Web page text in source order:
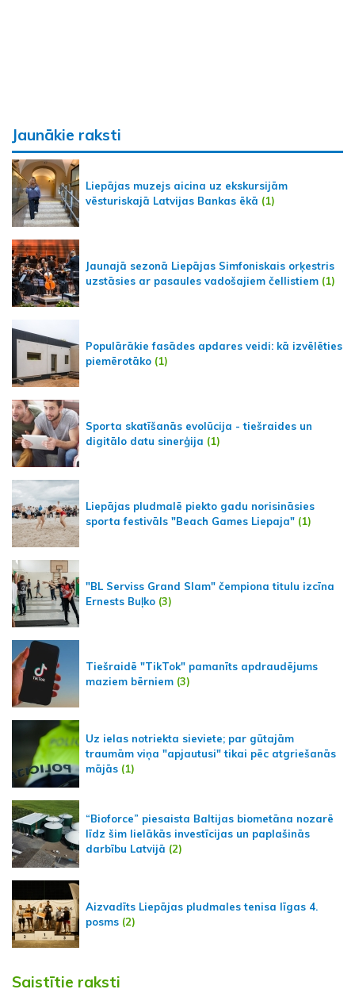
Jaunākie raksti
Liepājas muzejs aicina uz ekskursijām
vēsturiskajā Latvijas Bankas ēkā (1)
Jaunajā sezonā Liepājas Simfoniskais orķestris
uzstāsies ar pasaules vadošajiem čellistiem (1)
Populārākie fasādes apdares veidi: kā izvēlēties
piemērotāko (1)
Sporta skatīšanās evolūcija - tiešraides un
digitālo datu sinerģija (1)
Liepājas pludmalē piekto gadu norisināsies
sporta festivāls "Beach Games Liepaja" (1)
"BL Serviss Grand Slam" čempiona titulu izcīna
Ernests Buļko (3)
Tiešraidē "TikTok" pamanīts apdraudējums
maziem bērniem (3)
Uz ielas notriekta sieviete; par gūtajām
traumām viņa "apjautusi" tikai pēc atgriešanās
mājās (1)
“Bioforce” piesaista Baltijas biometāna nozarē
līdz šim lielākās investīcijas un paplašinās
darbību Latvijā (2)
Aizvadīts Liepājas pludmales tenisa līgas 4.
posms (2)
Saistītie raksti